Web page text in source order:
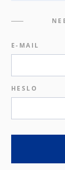
E-MAIL
HESLO